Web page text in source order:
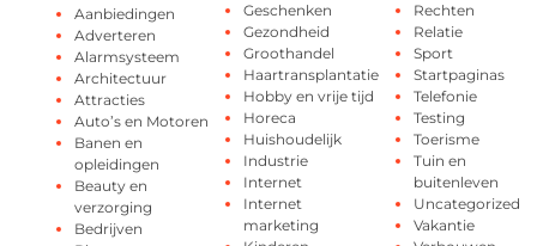
Aanbiedingen
Adverteren
Alarmsysteem
Architectuur
Attracties
Auto’s en Motoren
Banen en
opleidingen
Beauty en
verzorging
Bedrijven
Geschenken
Gezondheid
Groothandel
Haartransplantatie
Hobby en vrije tijd
Horeca
Huishoudelijk
Industrie
Internet
Internet
marketing
Rechten
Relatie
Sport
Startpaginas
Telefonie
Testing
Toerisme
Tuin en
buitenleven
Uncategorized
Vakantie